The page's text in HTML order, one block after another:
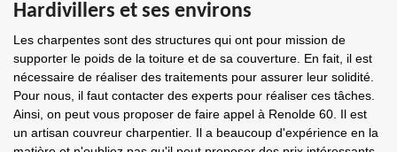
Hardivillers et ses environs
Les charpentes sont des structures qui ont pour mission de
supporter le poids de la toiture et de sa couverture. En fait, il est
nécessaire de réaliser des traitements pour assurer leur solidité.
Pour nous, il faut contacter des experts pour réaliser ces tâches.
Ainsi, on peut vous proposer de faire appel à Renolde 60. Il est
un artisan couvreur charpentier. Il a beaucoup d'expérience en la